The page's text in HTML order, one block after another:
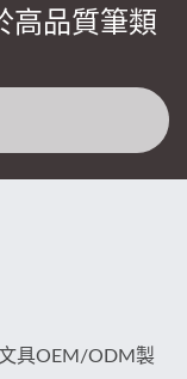
高品質筆類
具OEM/ODM製